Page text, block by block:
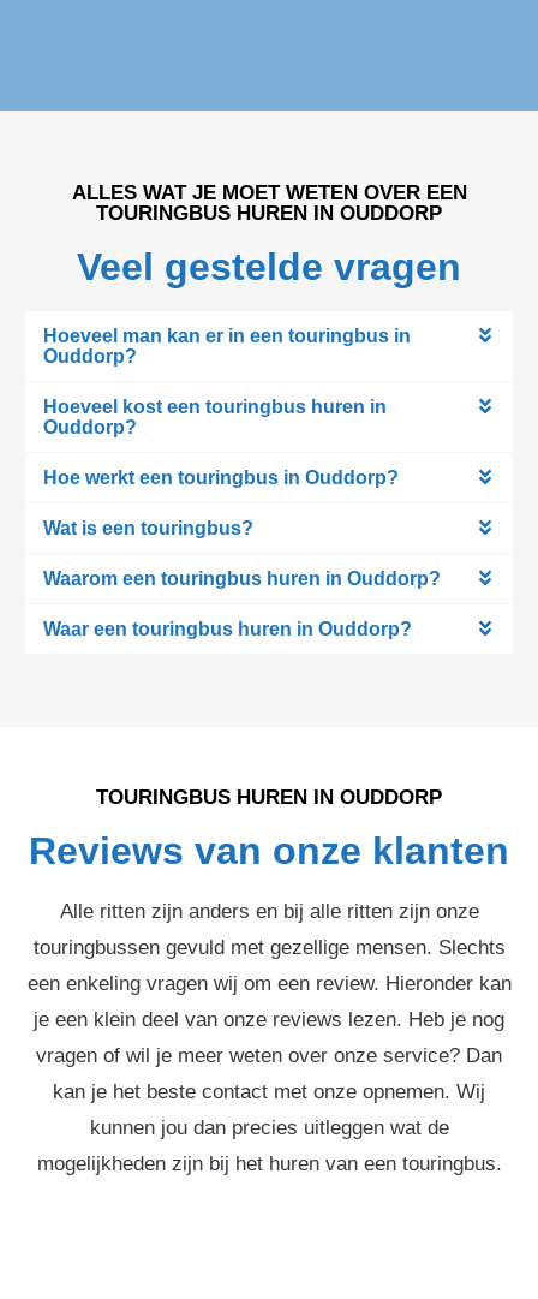
ALLES WAT JE MOET WETEN OVER EEN
TOURINGBUS HUREN IN OUDDORP
Veel gestelde vragen
Hoeveel man kan er in een touringbus in
Ouddorp?
Hoeveel kost een touringbus huren in
Ouddorp?
Hoe werkt een touringbus in Ouddorp?
Wat is een touringbus?
Waarom een touringbus huren in Ouddorp?
Waar een touringbus huren in Ouddorp?
TOURINGBUS HUREN IN OUDDORP
Reviews van onze klanten
Alle ritten zijn anders en bij alle ritten zijn onze
touringbussen gevuld met gezellige mensen. Slechts
een enkeling vragen wij om een review. Hieronder kan
je een klein deel van onze reviews lezen. Heb je nog
vragen of wil je meer weten over onze service? Dan
kan je het beste contact met onze opnemen. Wij
kunnen jou dan precies uitleggen wat de
mogelijkheden zijn bij het huren van een touringbus.